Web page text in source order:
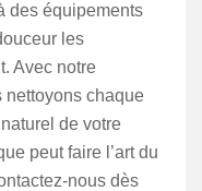
des équipements
les
Avec notre
nettoyons chaque
de votre
peut faire l’art du
nous dès